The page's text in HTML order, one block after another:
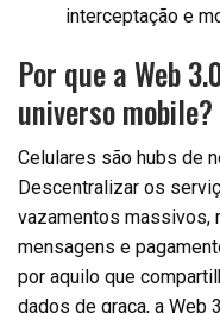
interceptação e
Por que a Web
universo mobile?
Celulares são hubs de
Descentralizar os
vazamentos massivos,
mensagens e
por aquilo que
dados de graça, a Web